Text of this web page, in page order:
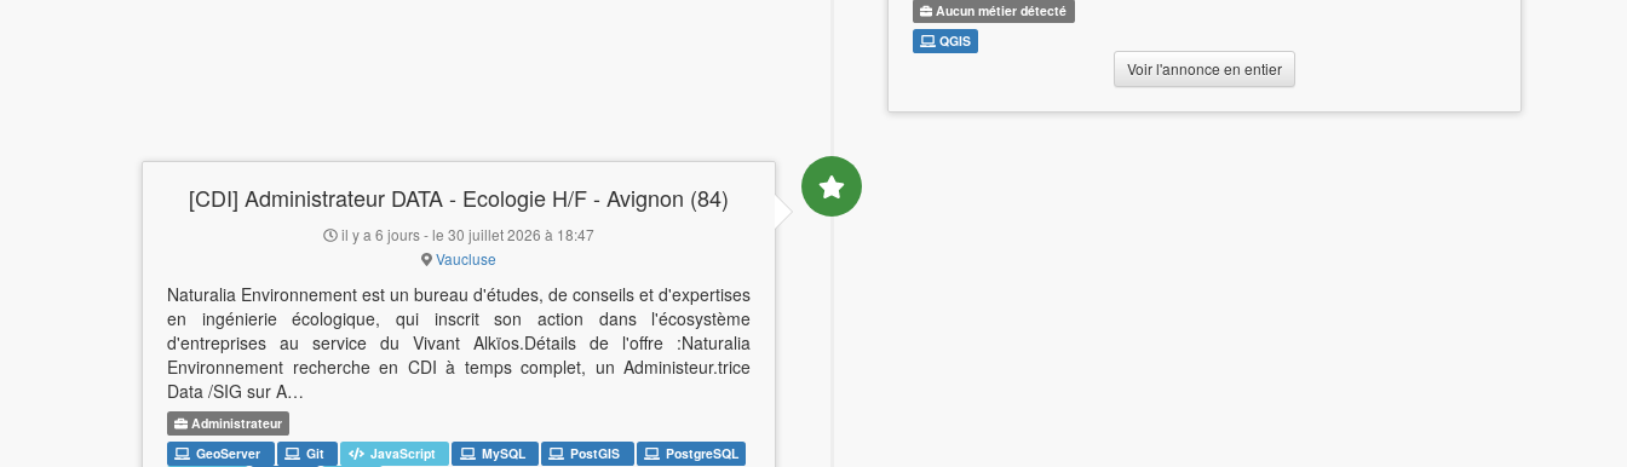
Aucun métier détecté
QGIS
Voir l'annonce en entier
[CDI] Administrateur DATA - Ecologie H/F - Avignon (84)
il y a 6 jours - le 30 juillet 2026 à 18:47
Vaucluse
Naturalia Environnement est un bureau d'études, de conseils et d'expertises
en ingénierie écologique, qui inscrit son action dans l'écosystème
d'entreprises au service du Vivant Alkïos.Détails de l'offre :Naturalia
Environnement recherche en CDI à temps complet, un Administeur.trice
Data /SIG sur A…
Administrateur
GeoServer
Git JavaScript MySQL PostGIS
PostgreSQL